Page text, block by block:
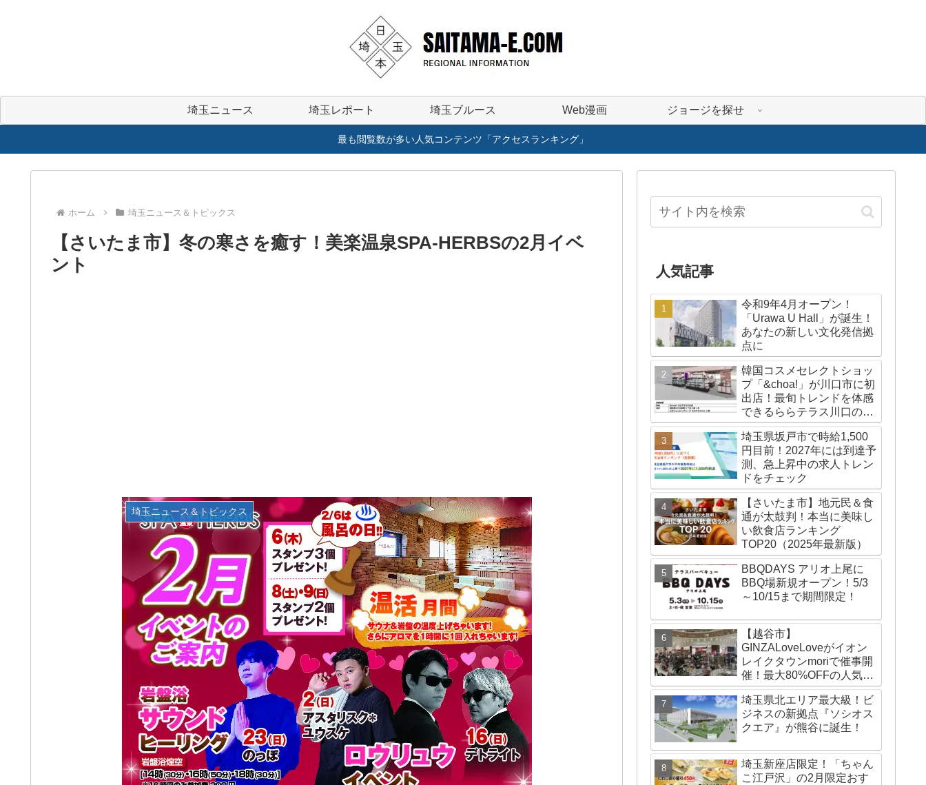
埼玉ニュース 埼玉レポート 埼玉ブルース Web漫画 ジョージを探せ
最も閲覧数が多い人気コンテンツ「アクセスランキング」
ホーム 埼玉ニュース＆トピックス
【さいたま市】冬の寒さを癒す！美楽温泉SPA-HERBSの2月イベ
ント
埼玉ニュース＆トピックス
人気記事
令和9年4月オープン！
「Urawa U Hall」が誕生！
あなたの新しい文化発信拠
点に
韓国コスメセレクトショッ
プ「&choa!」が川口市に初
出店！最旬トレンドを体感
できるららテラス川口の注
目スポット
埼玉県坂戸市で時給1,500
円目前！2027年には到達予
測、急上昇中の求人トレン
ドをチェック
【さいたま市】地元民＆食
通が太鼓判！本当に美味し
い飲食店ランキング
TOP20（2025年最新版）
BBQDAYS アリオ上尾に
BBQ場新規オープン！5/3
～10/15まで期間限定！
【越谷市】
GINZALoveLoveがイオン
レイクタウンmoriで催事開
催！最大80%OFFの人気ブ
ランドが勢ぞろい！
埼玉県北エリア最大級！ビ
ジネスの新拠点『ソシオス
クエア』が熊谷に誕生！
埼玉新座店限定！「ちゃん
こ江戸沢」の2月限定おす